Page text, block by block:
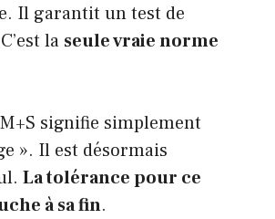
Il garantit un test de
la seule vraie norme
signifie simplement
». Il est désormais
La tolérance pour ce
à sa fin.